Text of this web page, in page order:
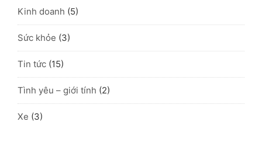
Kinh doanh (5)
Sức khỏe (3)
Tin tức (15)
Tình yêu – giới tính (2)
Xe (3)